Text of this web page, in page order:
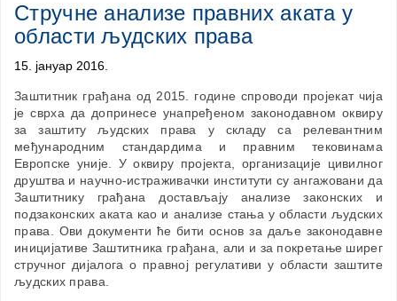
Стручне анализе правних аката у
области људских права
15. јануар 2016.
Заштитник грађана од 2015. године спроводи пројекат чија
је сврха да допринесе унапређеном законодавном оквиру
за заштиту људских права у складу са релевантним
међународним стандардима и правним тековинама
Европске уније. У оквиру пројекта, организације цивилног
друштва и научно-истраживачки институти су ангажовани да
Заштитнику грађана достављају анализе законских и
подзаконских аката као и анализе стања у области људских
права. Ови документи ће бити основ за даље законодавне
иницијативе Заштитника грађана, али и за покретање ширег
стручног дијалога о правној регулативи у области заштите
људских права.